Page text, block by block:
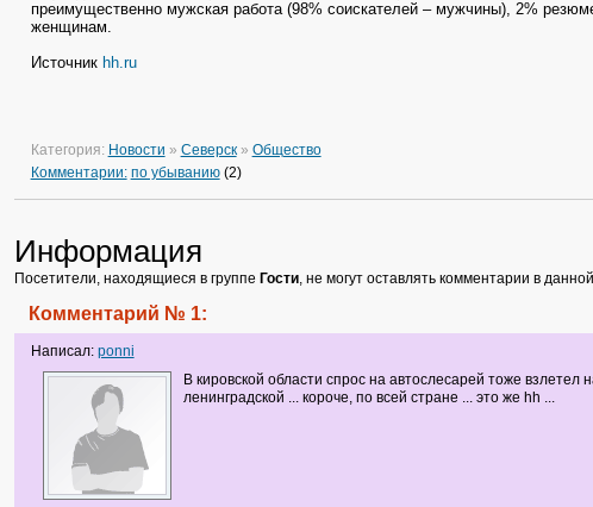
преимущественно мужская работа (98% соискателей – мужчины), 2%
женщинам.
Источник hh.ru
Категория: Новости » Северск» Общество
Комментарии: по убыванию(2)
Информация
Посетители, находящиеся в группе Гости, не могут оставлять комментарии в
Комментарий № 1:
Написал: ponni
В кировской области спрос на автослесарей тоже взлетел
ленинградской ... короче, по всей стране ... это же hh ...